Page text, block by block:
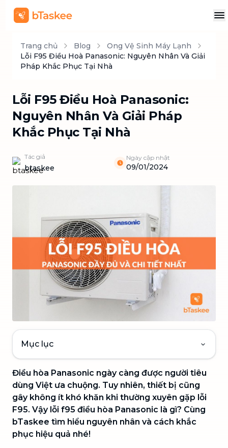
Trang chủ Blog
Ong Vệ Sinh Máy Lạnh
Lỗi F95 Điều Hoà Panasonic: Nguyên Nhân Và Giải
Pháp Khắc Phục Tại Nhà
Lỗi F95 Điều Hoà Panasonic:
Nguyên Nhân Và Giải Pháp
Khắc Phục Tại Nhà
Tác giả
btaskee
Ngày cập nhật
09/01/2024
Mục lục
Điều hòa Panasonic ngày càng được người tiêu
dùng Việt ưa chuộng. Tuy nhiên, thiết bị cũng
gây không ít khó khăn khi thường xuyên gặp lỗi
F95. Vậy lỗi f95 điều hòa Panasonic là gì? Cùng
bTaskee tìm hiểu nguyên nhân và cách khắc
phục hiệu quả nhé!